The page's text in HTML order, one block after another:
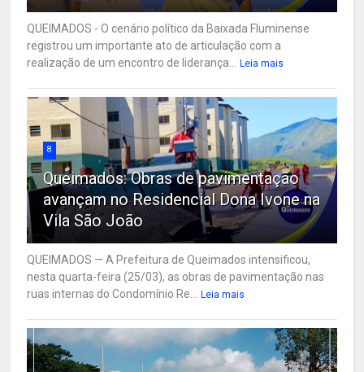
QUEIMADOS - O cenário político da Baixada Fluminense
registrou um importante ato de articulação com a
realização de um encontro de liderança...
Leia mais
8
Queimados: Obras de pavimentação
avançam no Residencial Dona Ivone na
Vila São João
QUEIMADOS — A Prefeitura de Queimados intensificou,
nesta quarta-feira (25/03), as obras de pavimentação nas
ruas internas do Condomínio Re...
Leia mais